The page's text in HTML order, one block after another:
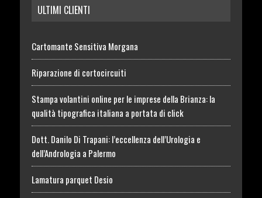
ULTIMI CLIENTI
Cartomante Sensitiva Morgana
Riparazione di cortocircuiti
Stampa volantini online per le imprese della Brianza: la
qualità tipografica italiana a portata di click
Dott. Danilo Di Trapani: l’eccellenza dell’Urologia e
dell’Andrologia a Palermo
Lamatura parquet Desio